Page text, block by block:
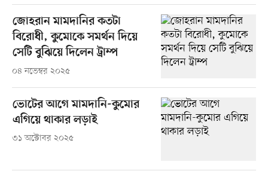
জোহরান মামদানির কতটা
বিরোধী, কুমোকে সমর্থন দিয়ে
সেটি বুঝিয়ে দিলেন ট্রাম্প
০৪ নভেম্বর ২০২৫
ভোটের আগে মামদানি-কুমোর
এগিয়ে থাকার লড়াই
৩১ অক্টোবর ২০২৫